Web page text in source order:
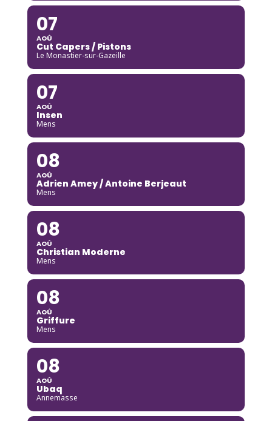
07
AOÛ
Cut Capers / Pistons
Le Monastier-sur-Gazeille
07
AOÛ
Insen
Mens
08
AOÛ
Adrien Amey / Antoine Berjeaut
Mens
08
AOÛ
Christian Moderne
Mens
08
AOÛ
Griffure
Mens
08
AOÛ
Ubaq
Annemasse